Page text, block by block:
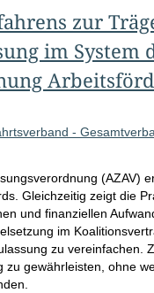
zur
im
-
(AZAV)
Gleichzeitig zeigt die
und finanziellen
im
zu vereinfachen.
zu gewährleisten, ohne